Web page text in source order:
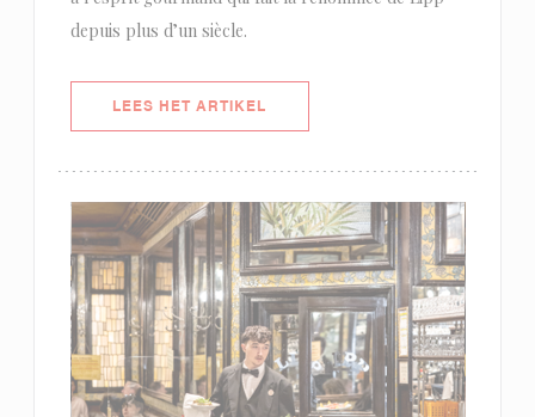
depuis plus d’un siècle.
LEES HET ARTIKEL